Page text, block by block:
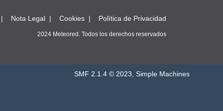
Nota Legal Cookies Política de Privacidad
2024 Meteored. Todos los derechos reservados
SMF 2.1.4 © 2023, Simple Machines